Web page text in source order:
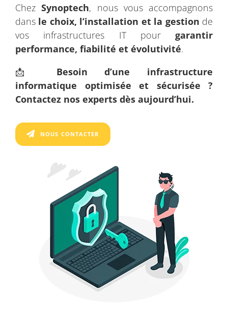
ChezSynoptech, nous vous accompagnons
dans le choix, l’installation et la gestion de
vos infrastructures IT pour garantir
performance, fiabilité et évolutivité.
📩 Besoin d’une infrastructure
informatique optimisée et sécurisée ?
Contactez nos experts dès aujourd’hui.
NOUS CONTACTER